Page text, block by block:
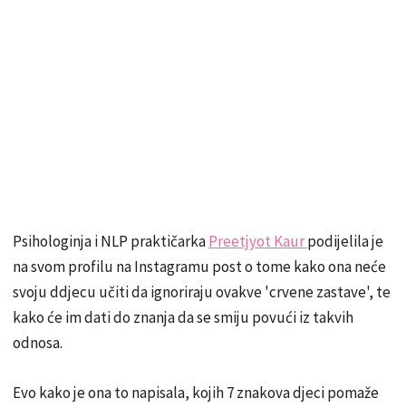
Psihologinja i NLP praktičarkaPreetjyot Kaurpodijelila je
na svom profilu na Instagramu post o tome kako ona neće
svoju ddjecu učiti da ignoriraju ovakve 'crvene zastave', te
kako će im dati do znanja da se smiju povući iz takvih
odnosa.
Evo kako je ona to napisala, kojih 7 znakova djeci pomaže